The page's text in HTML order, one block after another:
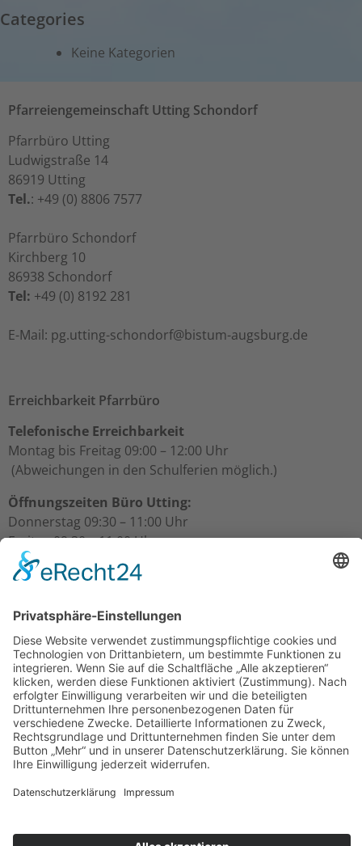
Categories
Keine Kategorien
Pfarreiengemeinschaft Utting Schondorf
Pfarrbüro Utting
Ludwigstraße 14
86919 Utting
Tel.: +49 (0) 8806 7577
Pfarrbüro Schondorf
Kirchberg 10
86938 Schondorf
Tel: +49 (0) 8192 281
ed.grubsgua-mutsib@frodnohcs-gnittu.gp :liaM-E
Erreichbarkeit Pfarrbüro
Telefonische Erreichbarkeit
Montag bis Freitag 09:00 – 12:00 Uhr
(Abweichungen in den Schulferien möglich.)
Öffnungszeiten Büro Utting:
Donnerstag 09:30 – 11:00 Uhr
Freitag 09:30 – 11:00 Uhr
Öffnungszeiten Büro Schondorf:
Über uns
Gesamtpfarrgemeinderat
Kirchenverwaltungen
Mitarbeiter/innen
Termine & Events